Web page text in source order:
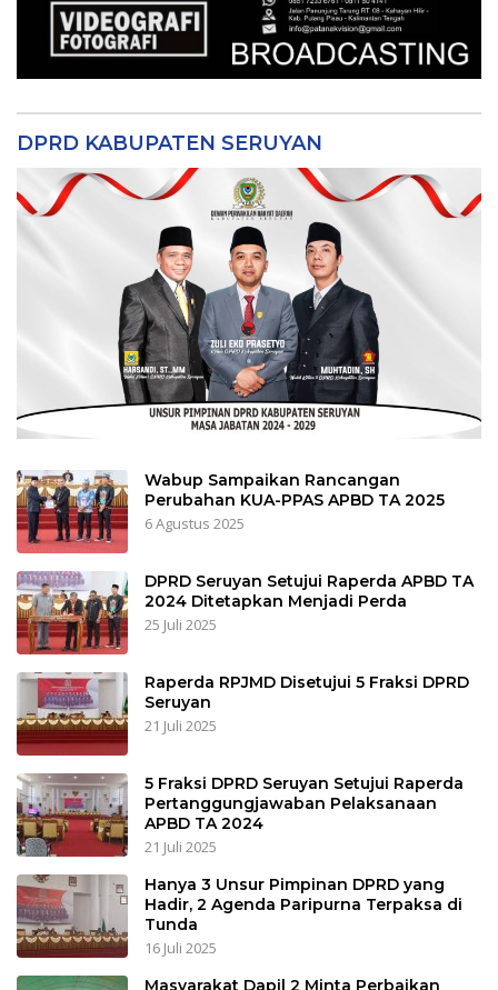
DPRD KABUPATEN SERUYAN
Wabup Sampaikan Rancangan
Perubahan KUA-PPAS APBD TA 2025
6 Agustus 2025
DPRD Seruyan Setujui Raperda APBD TA
2024 Ditetapkan Menjadi Perda
25 Juli 2025
Raperda RPJMD Disetujui 5 Fraksi DPRD
Seruyan
21 Juli 2025
5 Fraksi DPRD Seruyan Setujui Raperda
Pertanggungjawaban Pelaksanaan
APBD TA 2024
21 Juli 2025
Hanya 3 Unsur Pimpinan DPRD yang
Hadir, 2 Agenda Paripurna Terpaksa di
Tunda
16 Juli 2025
Masyarakat Dapil 2 Minta Perbaikan